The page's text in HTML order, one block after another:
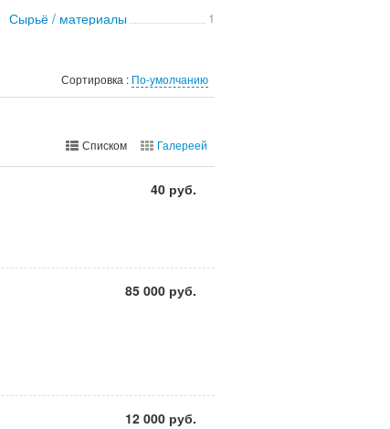
Сырьё / материалы 1
Сортировка : По-умолчанию
Списком Галереей
40 руб.
85 000 руб.
12 000 руб.